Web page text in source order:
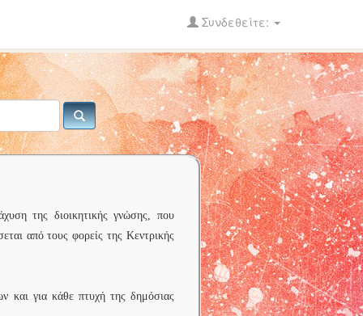
Συνδεθείτε:
της διοικητικής γνώσης, που
από τους φορείς της Κεντρικής
και για κάθε πτυχή της δημόσιας